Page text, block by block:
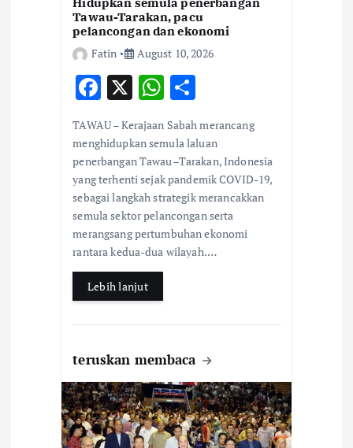
Tawau-Tarakan, pacu
pelancongan dan ekonomi
Fatin
August 10, 2026
F
ac
e
b
o
o
k
X W
h
at
s
A
p
p
ar
e
TAWAU – Kerajaan Sabah merancang
menghidupkan semula laluan
penerbangan Tawau–Tarakan, Indonesia
yang terhenti sejak pandemik COVID-19,
sebagai langkah strategik merancakkan
semula sektor pelancongan serta
merangsang pertumbuhan ekonomi
rantara kedua-dua wilayah.…
Lebih lanjut
teruskan membaca